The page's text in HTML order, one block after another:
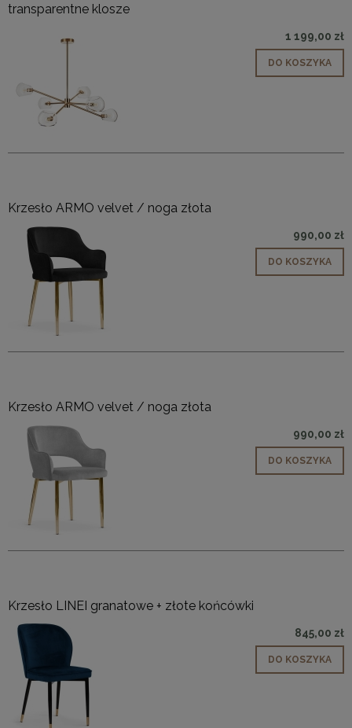
transparentne klosze
1 199,00 zł
DO KOSZYKA
Krzesło ARMO velvet / noga złota
990,00 zł
DO KOSZYKA
Krzesło ARMO velvet / noga złota
990,00 zł
DO KOSZYKA
Krzesło LINEI granatowe + złote końcówki
845,00 zł
DO KOSZYKA